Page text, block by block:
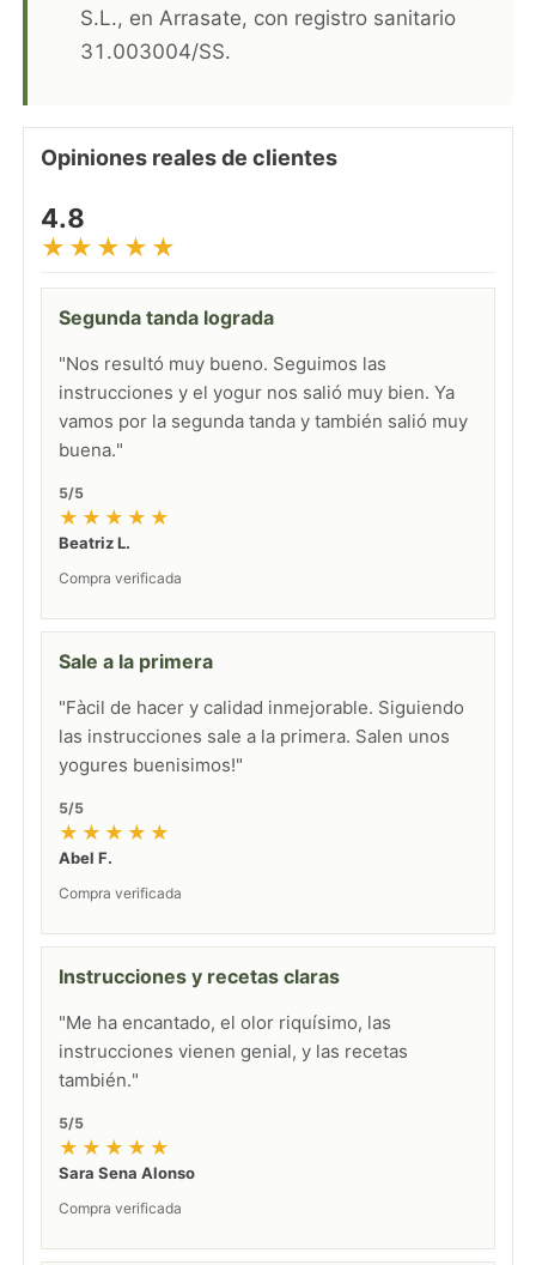
S.L., en Arrasate, con registro sanitario
31.003004/SS.
Opiniones reales de clientes
4.8
★★★★★
Segunda tanda lograda
"Nos resultó muy bueno. Seguimos las
instrucciones y el yogur nos salió muy bien. Ya
vamos por la segunda tanda y también salió muy
buena."
5/5
★★★★★
Beatriz L.
Compra verificada
Sale a la primera
"Fàcil de hacer y calidad inmejorable. Siguiendo
las instrucciones sale a la primera. Salen unos
yogures buenisimos!"
5/5
★★★★★
Abel F.
Compra verificada
Instrucciones y recetas claras
"Me ha encantado, el olor riquísimo, las
instrucciones vienen genial, y las recetas
también."
5/5
★★★★★
Sara Sena Alonso
Compra verificada